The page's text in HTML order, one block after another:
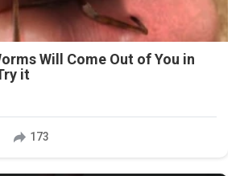
Will Come Out of You in
it
173